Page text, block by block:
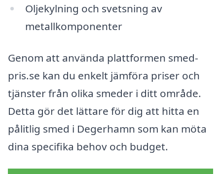
Oljekylning och svetsning av
metallkomponenter
Genom att använda plattformen smed-
pris.se kan du enkelt jämföra priser och
tjänster från olika smeder i ditt område.
Detta gör det lättare för dig att hitta en
pålitlig smed i Degerhamn som kan möta
dina specifika behov och budget.